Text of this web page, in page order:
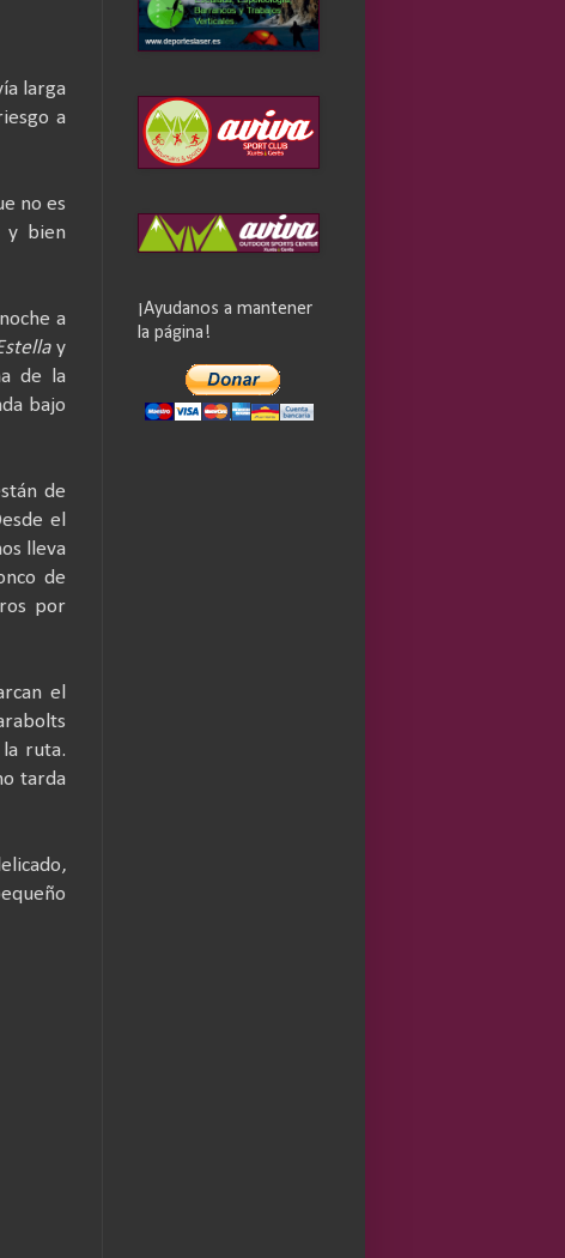
larga
a
no es
y bien
a
y
de la
bajo
de
el
lleva
de
por
el
ruta.
tarda
¡Ayudanos a mantener
la página!